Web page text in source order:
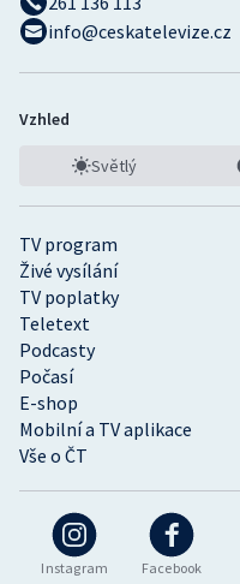
Instagram Facebook
TV program
Živé vysílání
TV poplatky
Teletext
Podcasty
Počasí
E-shop
Mobilní a TV aplikace
Vše o ČT
info@ceskatelevize.cz
Vzhled
Světlý